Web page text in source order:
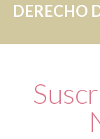
DERECHO